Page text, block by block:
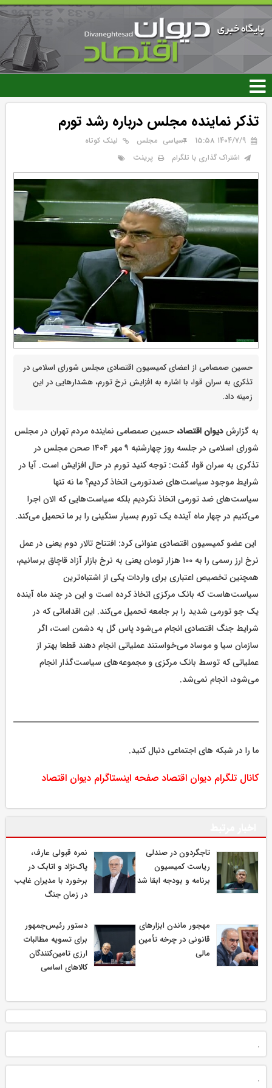
رفتن
محتوای
اصلی
تذکر نماینده مجلس درباره رشد تورم
۱۴۰۴/۷/۹ 15:58 سیاسی مجلس
لینک کوتاه
اشتراک گذاری با تلگرام
پرینت
حسین صمصامی از اعضای کمیسیون اقتصادی مجلس شورای اسلامی در
تذکری به سران قوا، با اشاره به افزایش نرخ تورم، هشدارهایی در این
زمینه داد.
به گزارشدیوان اقتصاد، حسین صمصامی نماینده مردم تهران در مجلس
شورای اسلامی در جلسه روز چهارشنبه ۹ مهر ۱۴۰۴ صحن مجلس در
تذکری به سران قوا، گفت: توجه کنید تورم در حال افزایش است. آیا در
شرایط موجود سیاست‌های ضدتورمی اتخاذ کردیم؟ ما نه تنها
سیاست‌های ضد تورمی اتخاذ نکردیم بلکه سیاست‌هایی که الان اجرا
می‌کنیم در چهار ماه آینده یک تورم بسیار سنگینی را بر ما تحمیل می‌کند.
این عضو کمیسیون اقتصادی عنوانی کرد: افتتاح تالار دوم یعنی در عمل
نرخ ارز رسمی را به ۱۰۰ هزار تومان یعنی به نرخ بازار آزاد قاچاق برسانیم،
همچنین تخصیص اعتباری برای واردات یکی از اشتباه‌ترین
سیاست‌هاست که بانک مرکزی اتخاذ کرده است و این در چند ماه آینده
یک جو تورمی شدید را بر جامعه تحمیل می‌کند. این اقداماتی که در
شرایط جنگ اقتصادی انجام می‌شود پاس گل به دشمن است، اگر
سازمان سیا و موساد می‌خواستند عملیاتی انجام دهند قطعا بهتر از
عملیاتی که توسط بانک مرکزی و مجموعه‌های سیاست‌گذار انجام
می‌شود، انجام نمی‌شد.
ما را در شبکه های اجتماعی دنبال کنید.
کانال تلگرام دیوان اقتصاد صفحه اینستاگرام دیوان اقتصاد
تاجگردون در صندلی
ریاست کمیسیون
برنامه و بودجه ابقا شد
نمره قبولی عارف،
پاک‌نژاد و اتابک در
برخورد با مدیران غایب
در زمان جنگ
مهجور ماندن ابزارهای
قانونی در چرخه تأمین
مالی
دستور رئیس‌جمهور
برای تسویه مطالبات
ارزی تامین‌کنندگان
کالاهای اساسی
.
.